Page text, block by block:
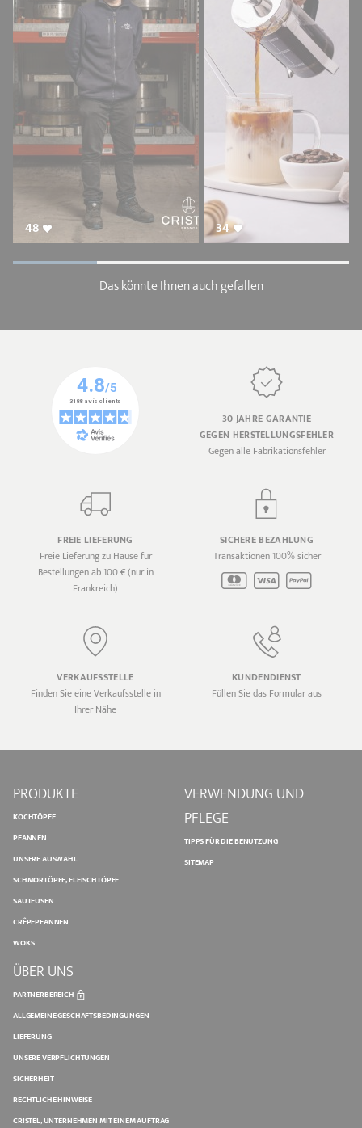
48 34
Das könnte Ihnen auch gefallen
30 JAHRE GARANTIE
GEGEN HERSTELLUNGSFEHLER
Gegen alle Fabrikationsfehler
FREIE LIEFERUNG
Freie Lieferung zu Hause für
Bestellungen ab 100 € (nur in
Frankreich)
SICHERE BEZAHLUNG
Transaktionen 100% sicher
VERKAUFSSTELLE
Finden Sie eine Verkaufsstelle in
Ihrer Nähe
KUNDENDIENST
Füllen Sie das Formular aus
PRODUKTE
KOCHTÖPFE
PFANNEN
UNSERE AUSWAHL
SCHMORTÖPFE, FLEISCHTÖPFE
SAUTEUSEN
CRÊPEPFANNEN
WOKS
VERWENDUNG UND
PFLEGE
TIPPS FÜR DIE BENUTZUNG
SITEMAP
ÜBER UNS
PARTNERBEREICH
ALLGEMEINE GESCHÄFTSBEDINGUNGEN
LIEFERUNG
UNSERE VERPFLICHTUNGEN
SICHERHEIT
RECHTLICHE HINWEISE
CRISTEL, UNTERNEHMEN MIT EINEM AUFTRAG